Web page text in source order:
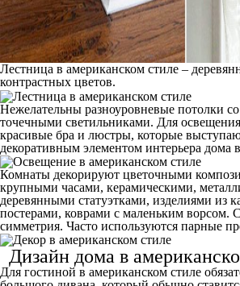
Лестница в американском стиле –
контрастных цветов.
Нежелательны разноуровневые потолки
точечными светильниками. Для
красивые бра и люстры, которые
декоративным элементом интерьера дома
Комнаты декорируют цветочными
крупными часами, керамическими,
деревянными статуэтками, изделиями из
постерами, коврами с маленьким ворсом.
симметрия. Часто используются парные
Дизайн дома в
Для гостиной в американском стиле